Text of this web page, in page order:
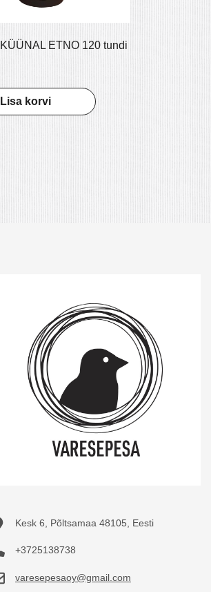
ETNO 120 tundi
Lisa korvi
Kesk 6, Põltsamaa 48105, Eesti
+3725138738
varesepesaoy@gmail.com